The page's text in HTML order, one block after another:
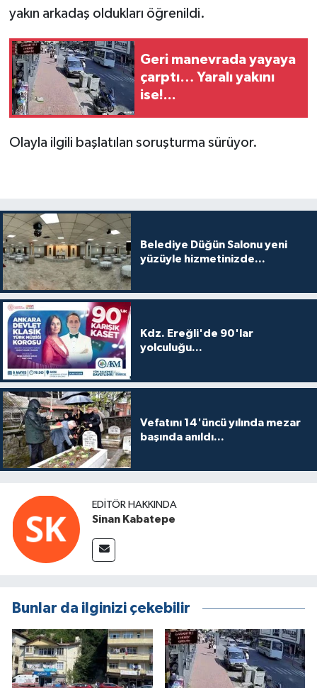
yakın arkadaş oldukları öğrenildi.
Geri manevrada yayaya
çarptı… Yaralı yakını
ise!...
Olayla ilgili başlatılan soruşturma sürüyor.
Belediye Düğün Salonu yeni
yüzüyle hizmetinizde...
Kdz. Ereğli'de 90'lar
yolculuğu...
Vefatını 14'üncü yılında mezar
başında anıldı...
EDITÖR HAKKINDA
Sinan Kabatepe
Bunlar da ilginizi çekebilir